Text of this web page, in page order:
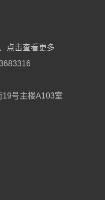
点击查看更多
号主楼A103室